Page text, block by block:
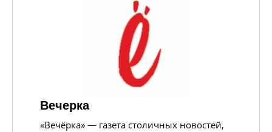
Вечерка
«Вечёрка» — газета столичных новостей,